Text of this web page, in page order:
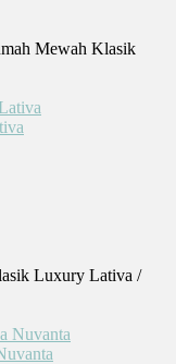
Mewah Klasik
Luxury Lativa /